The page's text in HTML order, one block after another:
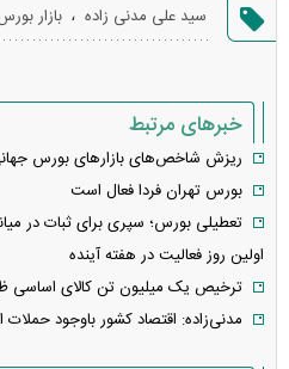
سید علی مدنی زاده ، بازار
خبرهای مرتبط
ریزش شاخص‌های بازار‌های بورس
بورس تهران فردا فعال است
تعطیلی بورس؛ سپری برای ثبات در
اولین روز فعالیت در هفته آینده
ترخیص یک میلیون تن کالای اساسی ظرف ۱۲ روز جنگ
مدنی‌زاده: اقتصاد کشور باوجود حملات